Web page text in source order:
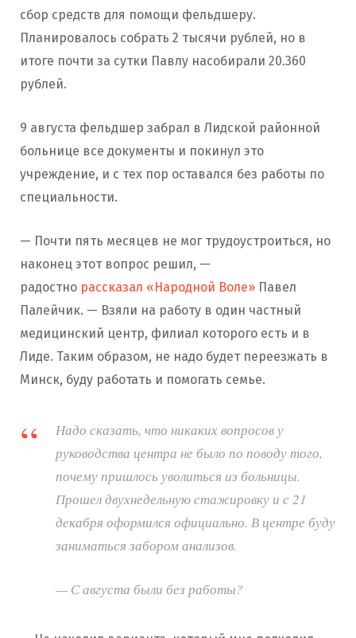
сбор средств для помощи фельдшеру.
Планировалось собрать 2 тысячи рублей, но в
итоге почти за сутки Павлу насобирали 20.360
рублей.
9 августа фельдшер забрал в Лидской районной
больнице все документы и покинул это
учреждение, и с тех пор оставался без работы по
специальности.
— Почти пять месяцев не мог трудоустроиться, но
наконец этот вопрос решил, —
радостно рассказал «Народной Воле» Павел
Палейчик. — Взяли на работу в один частный
медицинский центр, филиал которого есть и в
Лиде. Таким образом, не надо будет переезжать в
Минск, буду работать и помогать семье.
Надо сказать, что никаких вопросов у
руководства центра не было по поводу того,
почему пришлось уволиться из больницы.
Прошел двухнедельную стажировку и с 21
декабря оформился официально. В центре буду
заниматься забором анализов.
— С августа были без работы?